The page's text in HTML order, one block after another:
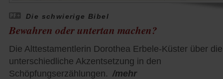
Die schwierige Bibel
Bewahren oder untertan machen?
Die Alttestamentlerin Dorothea Erbele-Küster über die
unterschiedliche Akzentsetzung in den
Schöpfungserzählungen. /mehr